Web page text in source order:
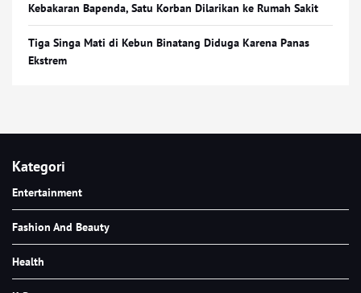
Kebakaran Bapenda, Satu Korban Dilarikan ke Rumah Sakit
Tiga Singa Mati di Kebun Binatang Diduga Karena Panas
Ekstrem
Kategori
Entertainment
Fashion And Beauty
Health